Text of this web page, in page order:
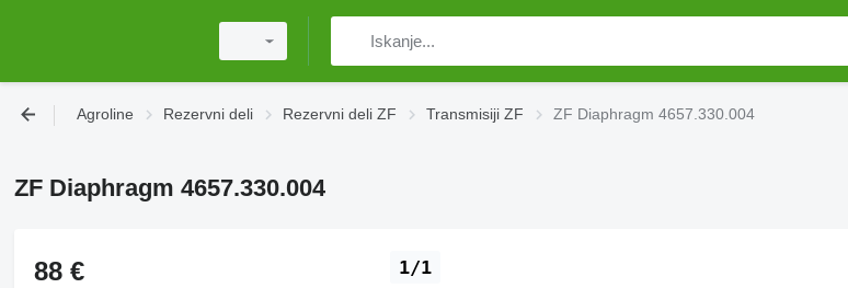
Agroline Rezervni deli Rezervni deli ZF Transmisiji ZF ZF Diaphragm 4657.330.004
ZF Diaphragm 4657.330.004
1/1
88 €